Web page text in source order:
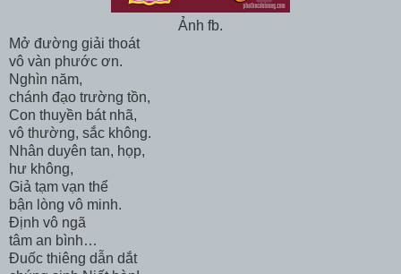
Ảnh fb.
Mở đường giải thoát
vô vàn phước ơn.
Nghìn năm,
chánh đạo trường tồn,
Con thuyền bát nhã,
vô thường, sắc không.
Nhân duyên tan, họp,
hư không,
Giả tạm vạn thể
bận lòng vô minh.
Định vô ngã
tâm an bình…
Đuốc thiêng dẫn dắt